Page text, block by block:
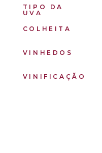
TIPO DA
UVA
COLHEITA
VINHEDOS
VINIFICAÇÃO